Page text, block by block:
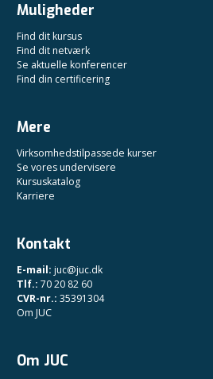
Muligheder
Find dit kursus
Find dit netværk
Se aktuelle konferencer
Find din certificering
Mere
Virksomhedstilpassede kurser
Se vores undervisere
Kursuskatalog
Karriere
Kontakt
E-mail: juc@juc.dk
Tlf.: 70 20 82 60
CVR-nr.: 35391304
Om JUC
Om JUC